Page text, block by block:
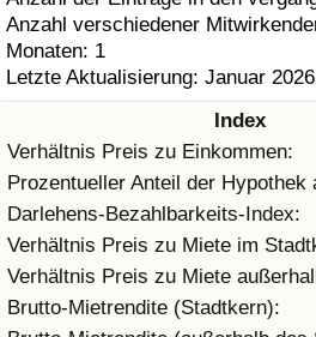
Anzahl verschiedener
Monaten: 1
Letzte Aktualisierung: Januar 2026
Index
Verhältnis Preis zu Einkommen:
Prozentueller Anteil der Hypothek
Darlehens-Bezahlbarkeits-Index:
Verhältnis Preis zu Miete im
Verhältnis Preis zu Miete
Brutto-Mietrendite (Stadtkern):
Gesundheitsversorgungs-Index
Umweltverschmutzung
Umweltverschmutzungs-Index
Verschmutzungsindex
Umweltverschmutzungs-Index
Verkehr